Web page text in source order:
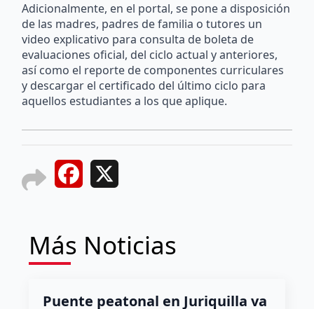
Adicionalmente, en el portal, se pone a disposición
de las madres, padres de familia o tutores un
video explicativo para consulta de boleta de
evaluaciones oficial, del ciclo actual y anteriores,
así como el reporte de componentes curriculares
y descargar el certificado del último ciclo para
aquellos estudiantes a los que aplique.
Facebook
Más Noticias
Puente peatonal en Juriquilla va